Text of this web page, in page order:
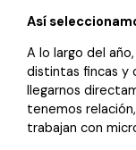
Así
A lo largo del
distintas fincas y
llegarnos
tenemos
trabajan con